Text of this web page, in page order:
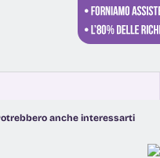
anche interessarti